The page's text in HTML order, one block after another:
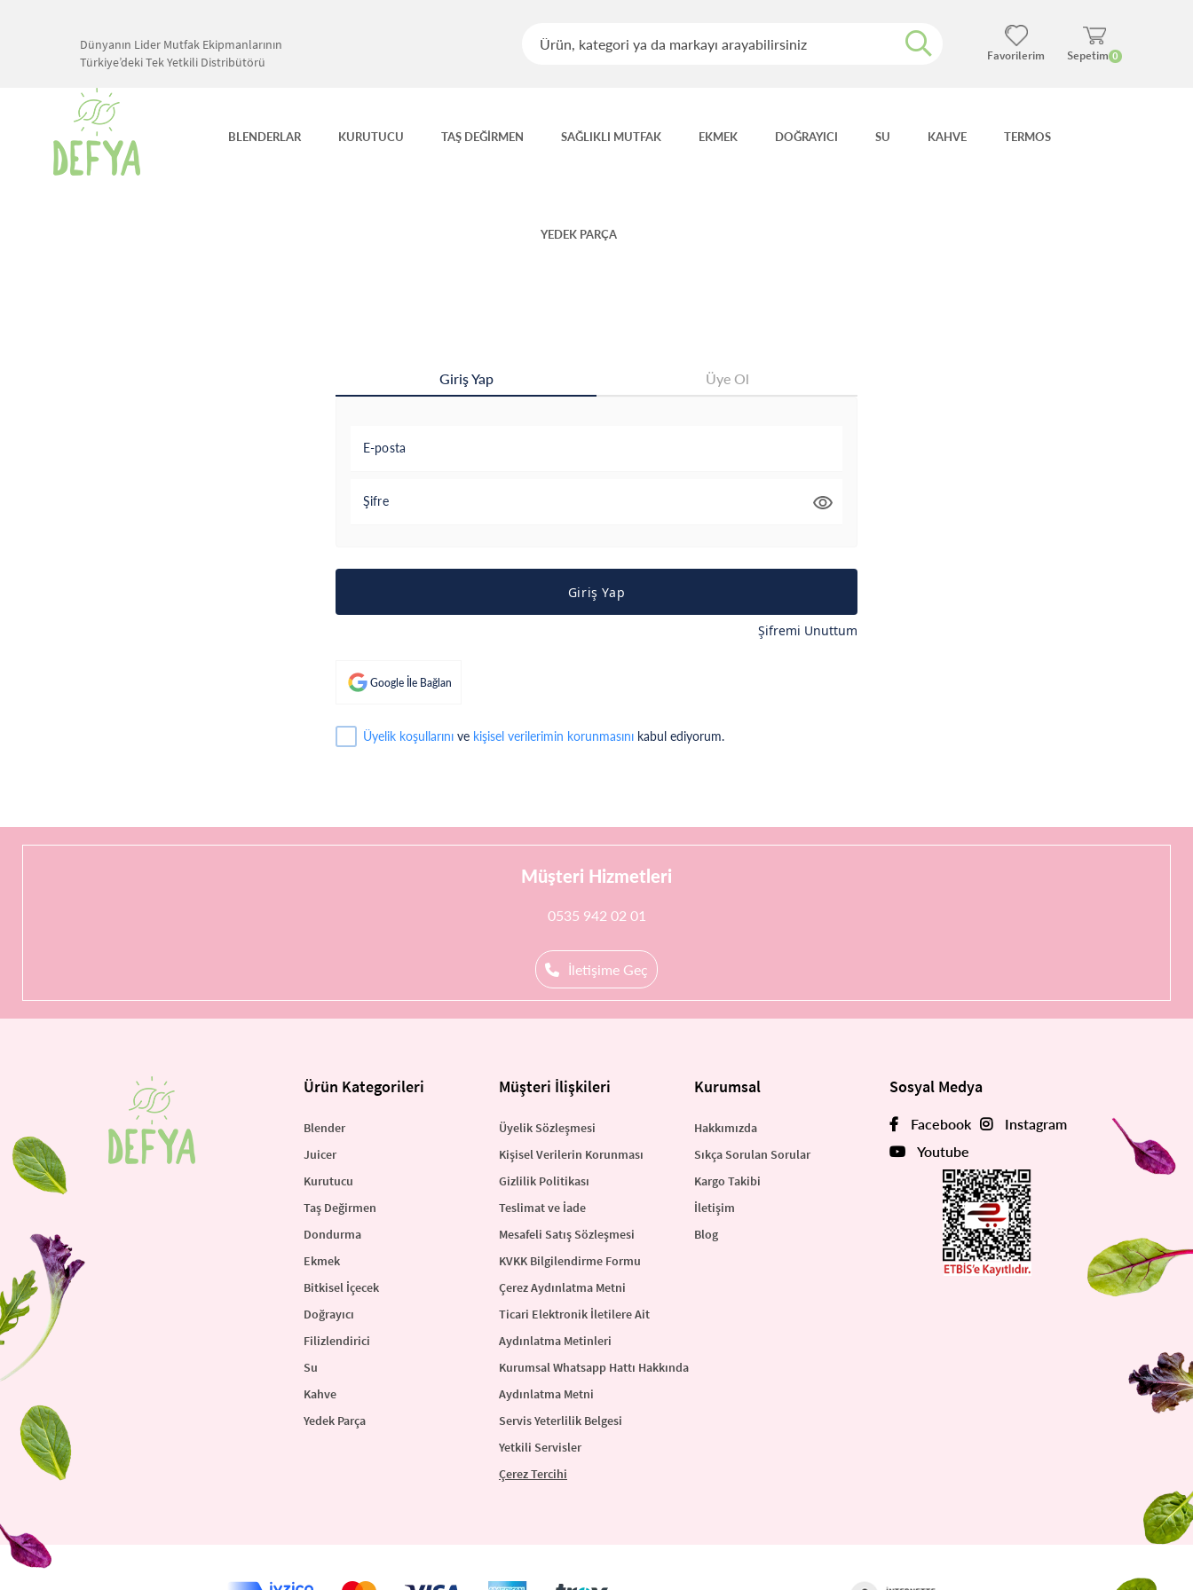
Dünyanın Lider Mutfak Ekipmanlarının
Türkiye’deki Tek Yetkili Distribütörü
Sepetim 0
Favorilerim
BLENDERLAR KURUTUCU TAŞ DEĞİRMEN SAĞLIKLI MUTFAK EKMEK DOĞRAYICI SU KAHVE TERMOS
YEDEK PARÇA
Giriş Yap Üye Ol
E-posta
Şifre
Giriş Yap
Şifremi Unuttum
Google İle Bağlan
Üyelik koşullarını ve kişisel verilerimin korunmasını kabul ediyorum.
Müşteri Hizmetleri
0535 942 02 01
İletişime Geç
Ürün Kategorileri
Blender
Juicer
Kurutucu
Taş Değirmen
Dondurma
Ekmek
Bitkisel İçecek
Doğrayıcı
Filizlendirici
Su
Kahve
Yedek Parça
Müşteri İlişkileri
Üyelik Sözleşmesi
Kişisel Verilerin Korunması
Gizlilik Politikası
Teslimat ve İade
Mesafeli Satış Sözleşmesi
KVKK Bilgilendirme Formu
Çerez Aydınlatma Metni
Ticari Elektronik İletilere Ait
Aydınlatma Metinleri
Kurumsal Whatsapp Hattı Hakkında
Aydınlatma Metni
Servis Yeterlilik Belgesi
Yetkili Servisler
Çerez Tercihi
Kurumsal
Hakkımızda
Sıkça Sorulan Sorular
Kargo Takibi
İletişim
Blog
Sosyal Medya
Facebook
Instagram
Youtube